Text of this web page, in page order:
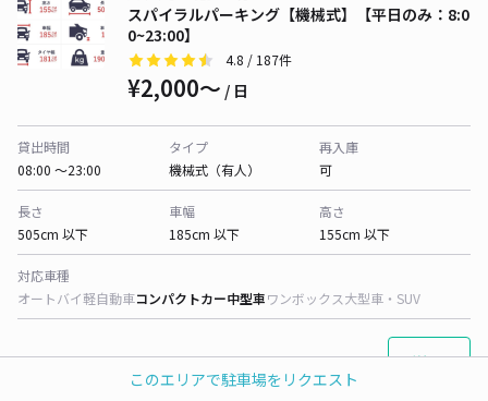
このエリアで駐車場をリクエスト
スパイラルパーキング【機械式】【平日のみ：8:0
0~23:00】
4.8 / 187件
¥2,000〜 / 日
貸出時間
08:00 〜23:00
タイプ
機械式（有人）
再入庫
可
長さ
505cm 以下
車幅
185cm 以下
高さ
155cm 以下
対応車種
オートバイ軽自動車コンパクトカー中型車ワンボックス大型車・SUV
詳細へ